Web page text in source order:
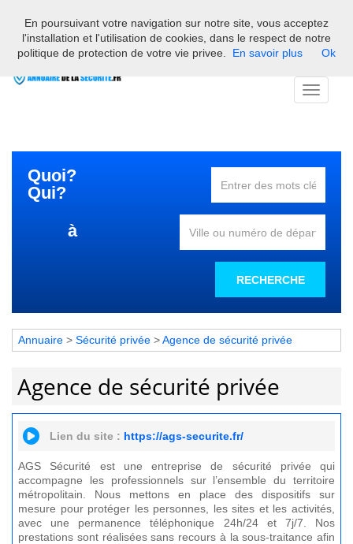
Bienvenue sur l'annuaire des professionnels français de la
sécurité
Toggle
Quoi?
Qui?
à
RECHERCHE
Annuaire > Sécurité privée >Agence de sécurité privée
Agence de sécurité privée
Lien du site : https://ags-securite.fr/
AGS Sécurité est une entreprise de sécurité privée qui
accompagne les professionnels sur l’ensemble du territoire
métropolitain. Nous mettons en place des dispositifs sur
mesure pour protéger les personnes, les sites et les activités,
avec une permanence téléphonique 24h/24 et 7j/7. Nos
prestations sont réalisées sans recours à la sous-traitance afin
En poursuivant votre navigation sur notre site, vous acceptez
l'installation et l'utilisation de cookies, dans le respect de notre
politique de protection de votre vie privee.
En savoir plus Ok